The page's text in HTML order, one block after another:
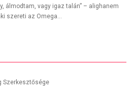
álmodtam, vagy igaz talán” – alighanem
szereti az Omega...
Szerkesztősége